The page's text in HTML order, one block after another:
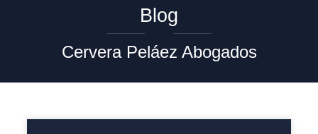
Blog
Cervera Peláez Abogados